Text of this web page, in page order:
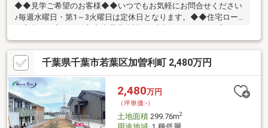
◆◆見学ご希望のお客様◆◆いつでもお気軽にお問合せください
♪毎週水曜日・第1～3火曜日は定休日となります。◆◆住宅ロー
ン審査に不安のある方◆◆是非当社にご相談を！！お役に立ちま
す！！■ご自宅のお迎えはもちろん、最寄りの駅などご指定での
お待ち合わせも可能です♪ お客様のご条件をお聞かせいただけれ
ば他の物件や周辺環境も一緒にご案内させていただきます！
千葉県千葉市若葉区加曽利町 2,480万円
2,480万円
（坪単価:-）
土地面積299.76m2